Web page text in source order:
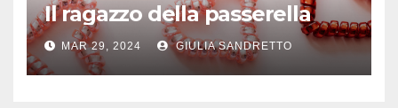
Il ragazzo della passerella
MAR 29, 2024 GIULIA SANDRETTO